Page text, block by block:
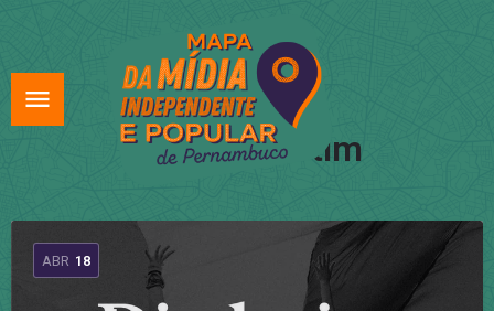
Tag:diadortim
ABR 18